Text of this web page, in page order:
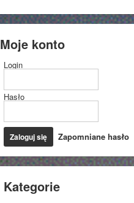
Moje konto
Login
Hasło
Zapomniane hasło
Kategorie